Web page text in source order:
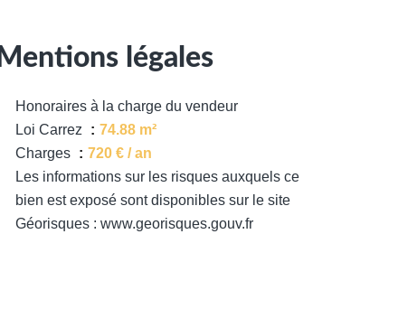
Mentions légales
Honoraires à la charge du vendeur
Loi Carrez
74.88 m²
Charges
720 € / an
Les informations sur les risques auxquels ce
bien est exposé sont disponibles sur le site
Géorisques : www.georisques.gouv.fr